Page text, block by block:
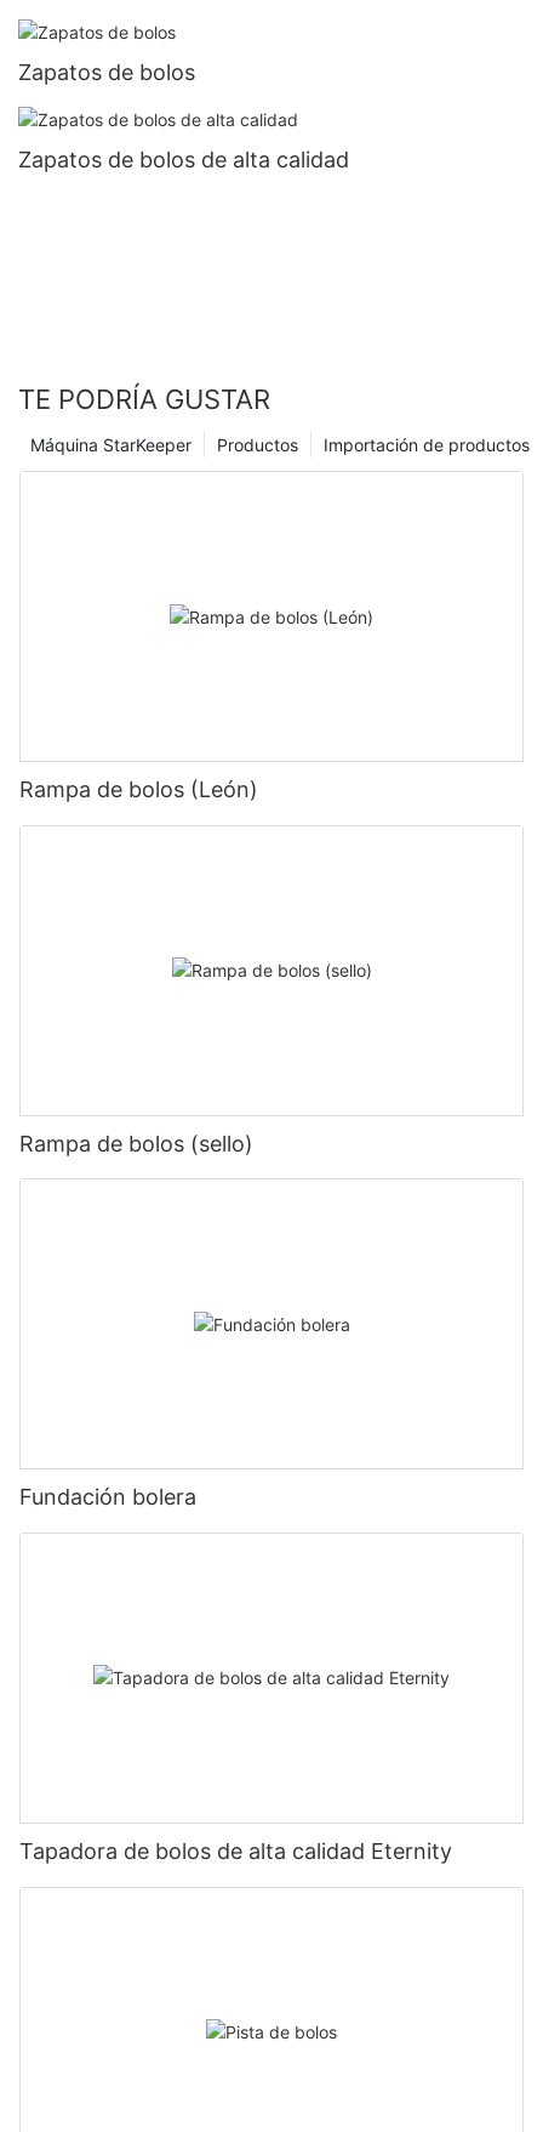
Zapatos de bolos
Zapatos de bolos de alta calidad
TE PODRÍA GUSTAR
Importación de productos
Productos
Máquina StarKeeper
Rampa de bolos (León)
Rampa de bolos (sello)
Fundación bolera
Tapadora de bolos de alta calidad Eternity